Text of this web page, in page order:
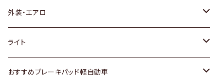
トヨタ
ホンダ
スズキ
外装・エアロ
トヨタ
ホンダ
ライト
トヨタ
おすすめブレーキパッド軽自動車